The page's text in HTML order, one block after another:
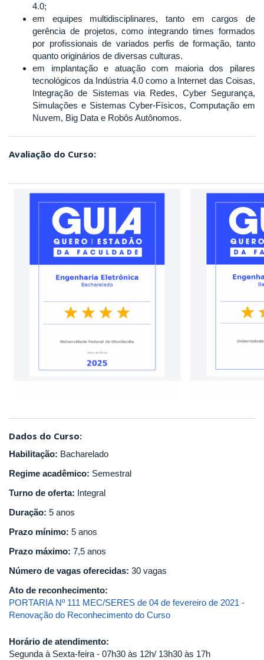
4.0;
em equipes multidisciplinares, tanto em cargos de
gerência de projetos, como integrando times formados
por profissionais de variados perfis de formação, tanto
quanto originários de diversas culturas.
em implantação e atuação com maioria dos pilares
tecnológicos da Indústria 4.0 como a Internet das Coisas,
Integração de Sistemas via Redes, Cyber Segurança,
Simulações e Sistemas Cyber-Físicos, Computação em
Nuvem, Big Data e Robôs Autônomos.
Avaliação do Curso:
Dados do Curso:
Habilitação: Bacharelado
Regime acadêmico: Semestral
Turno de oferta: Integral
Duração: 5 anos
Prazo mínimo: 5 anos
Prazo máximo: 7,5 anos
Número de vagas oferecidas: 30 vagas
Ato de reconhecimento:
PORTARIA Nº 111 MEC/SERES de 04 de fevereiro de 2021 -
Renovação do Reconhecimento do Curso
Horário de atendimento:
Segunda à Sexta-feira - 07h30 às 12h/ 13h30 às 17h